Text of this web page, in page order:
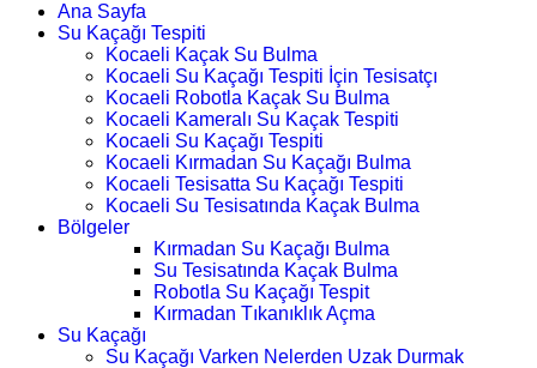
Ana Sayfa
Su Kaçağı Tespiti
Kocaeli Kaçak Su Bulma
Kocaeli Su Kaçağı Tespiti İçin Tesisatçı
Kocaeli Robotla Kaçak Su Bulma
Kocaeli Kameralı Su Kaçak Tespiti
Kocaeli Su Kaçağı Tespiti
Kocaeli Kırmadan Su Kaçağı Bulma
Kocaeli Tesisatta Su Kaçağı Tespiti
Kocaeli Su Tesisatında Kaçak Bulma
Bölgeler
Kırmadan Su Kaçağı Bulma
Su Tesisatında Kaçak Bulma
Robotla Su Kaçağı Tespit
Kırmadan Tıkanıklık Açma
Su Kaçağı
Su Kaçağı Varken Nelerden Uzak Durmak